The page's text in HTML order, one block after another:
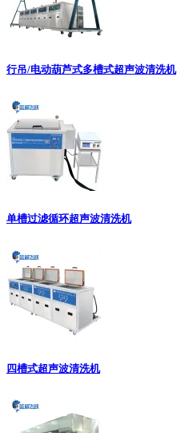
行吊/电动葫芦式多槽式超声波清洗机
单槽过滤循环超声波清洗机
四槽式超声波清洗机